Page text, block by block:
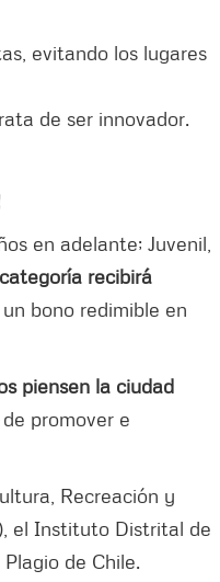
evitando los lugares
de ser innovador.
en adelante; Juvenil,
recibirá
bono redimible en
piensen la ciudad
de promover e
Recreación y
el Instituto Distrital de
de Chile.